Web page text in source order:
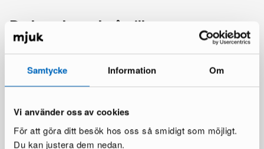
Samtycke Information Om
Vi använder oss av cookies
För att göra ditt besök hos oss så smidigt som möjligt.
Du kan justera dem nedan.
Du kanske också gillar